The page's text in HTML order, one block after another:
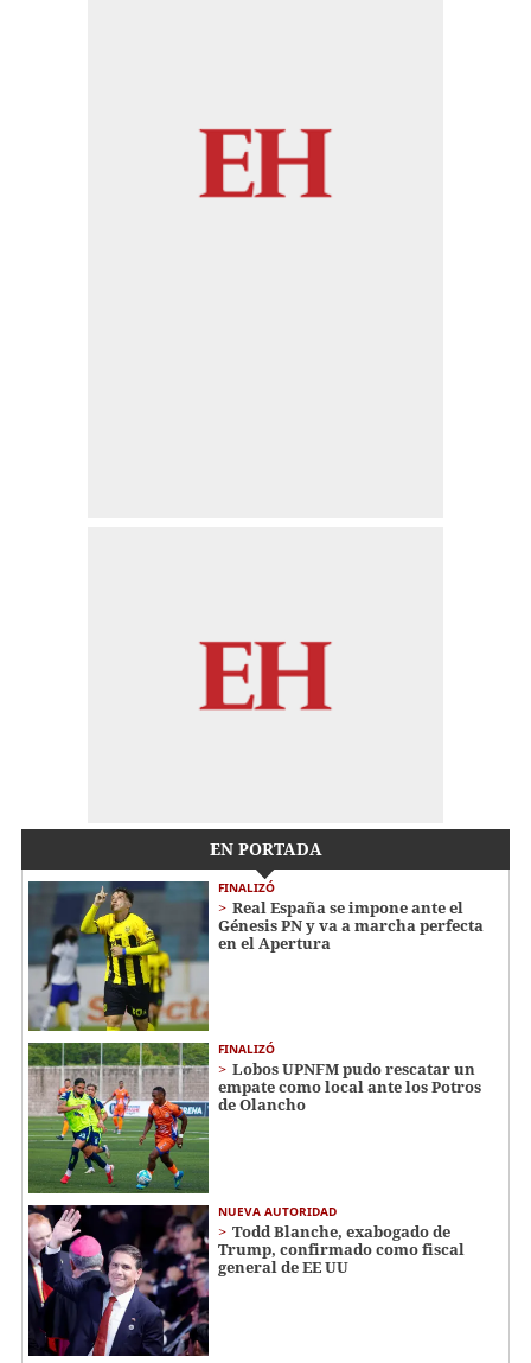
EN PORTADA
FINALIZÓ
Real España se impone ante el
Génesis PN y va a marcha perfecta
en el Apertura
FINALIZÓ
Lobos UPNFM pudo rescatar un
empate como local ante los Potros
de Olancho
NUEVA AUTORIDAD
Todd Blanche, exabogado de
Trump, confirmado como fiscal
general de EE UU